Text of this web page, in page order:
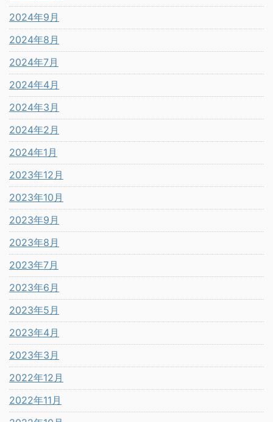
2024年9月
2024年8月
2024年7月
2024年4月
2024年3月
2024年2月
2024年1月
2023年12月
2023年10月
2023年9月
2023年8月
2023年7月
2023年6月
2023年5月
2023年4月
2023年3月
2022年12月
2022年11月